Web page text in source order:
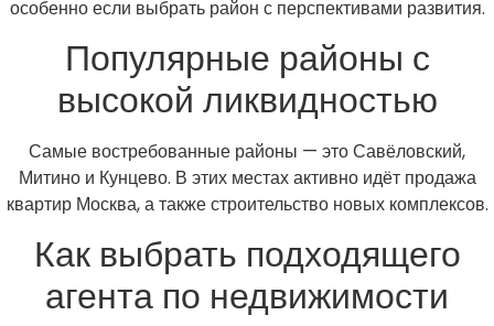
особенно если выбрать район с перспективами развития.
Популярные районы с
высокой ликвидностью
Самые востребованные районы — это Савёловский,
Митино и Кунцево. В этих местах активно идёт продажа
квартир Москва, а также строительство новых комплексов.
Как выбрать подходящего
агента по недвижимости